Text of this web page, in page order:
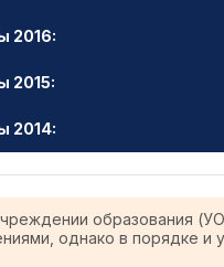
2016:
2015:
2014:
образования
однако в порядке и